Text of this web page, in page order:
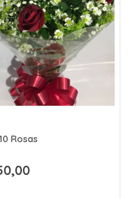
Rosas